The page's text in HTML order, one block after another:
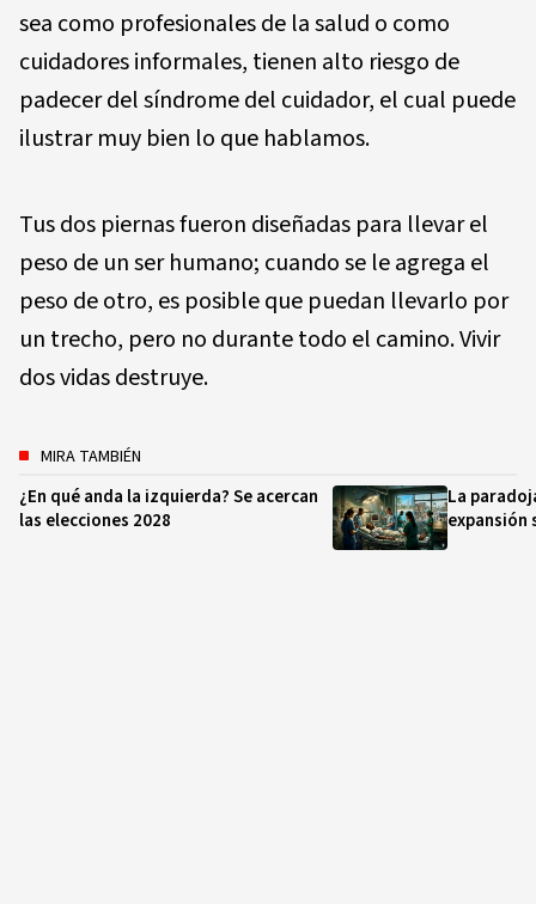
sea como profesionales de la salud o como
cuidadores informales, tienen alto riesgo de
padecer del síndrome del cuidador, el cual puede
ilustrar muy bien lo que hablamos.
Tus dos piernas fueron diseñadas para llevar el
peso de un ser humano; cuando se le agrega el
peso de otro, es posible que puedan llevarlo por
un trecho, pero no durante todo el camino. Vivir
dos vidas destruye.
MIRA TAMBIÉN
¿En qué anda la izquierda? Se acercan
las elecciones 2028
La
expansión